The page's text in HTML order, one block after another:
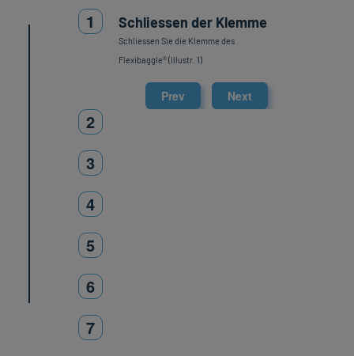
1 Schliessen der Klemme
Schliessen Sie die Klemme des
Flexibaggle® (Illustr. 1)
Prev Next
2
3
4
5
6
7